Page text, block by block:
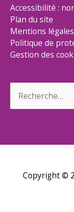
Accessibilité :
Plan du site
Mentions légales
Politique de
Gestion des
Copyright ©